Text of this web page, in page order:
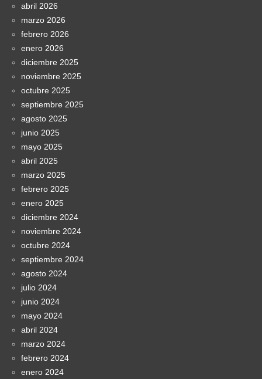
abril 2026
marzo 2026
febrero 2026
enero 2026
diciembre 2025
noviembre 2025
octubre 2025
septiembre 2025
agosto 2025
junio 2025
mayo 2025
abril 2025
marzo 2025
febrero 2025
enero 2025
diciembre 2024
noviembre 2024
octubre 2024
septiembre 2024
agosto 2024
julio 2024
junio 2024
mayo 2024
abril 2024
marzo 2024
febrero 2024
enero 2024